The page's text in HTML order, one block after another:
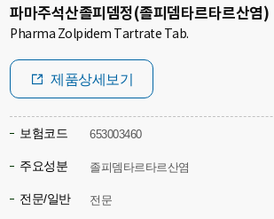
파마주석산졸피뎀정(졸피뎀타르타르산염)
Pharma Zolpidem Tartrate Tab.
제품상세보기
보험코드 653003460
주요성분 졸피뎀타르타르산염
전문/일반 전문